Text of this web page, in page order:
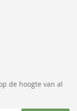
de hoogte van al